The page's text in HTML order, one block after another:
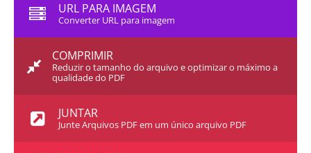
URL PARA IMAGEM
Converter URL para imagem
COMPRIMIR
Reduzir o tamanho do arquivo e optimizar o máximo a
qualidade do PDF
JUNTAR
Junte Arquivos PDF em um único arquivo PDF